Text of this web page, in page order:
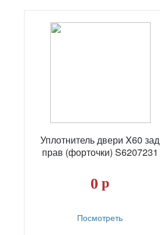
Уплотнитель двери X60 зад
прав (форточки) S6207231
0 р
Посмотреть